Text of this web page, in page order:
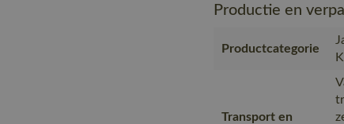
Productie en
Productcategorie
Transport en